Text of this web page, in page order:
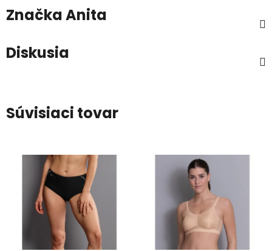
ZnačkaAnita
Diskusia
Súvisiaci tovar